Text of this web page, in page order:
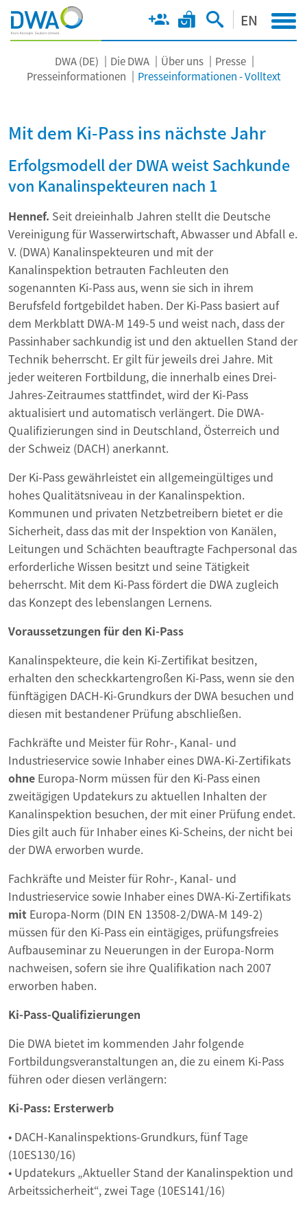
EN
DWA (DE) Die DWA Über uns
Presse
Presseinformationen
Presseinformationen - Volltext
Mit dem Ki-Pass ins nächste Jahr
Erfolgsmodell der DWA weist Sachkunde
von Kanalinspekteuren nach 1
Hennef. Seit dreieinhalb Jahren stellt die Deutsche
Vereinigung für Wasserwirtschaft, Abwasser und Abfall e.
V. (DWA) Kanalinspekteuren und mit der
Kanalinspektion betrauten Fachleuten den
sogenannten Ki-Pass aus, wenn sie sich in ihrem
Berufsfeld fortgebildet haben. Der Ki-Pass basiert auf
dem Merkblatt DWA-M 149-5 und weist nach, dass der
Passinhaber sachkundig ist und den aktuellen Stand der
Technik beherrscht. Er gilt für jeweils drei Jahre. Mit
jeder weiteren Fortbildung, die innerhalb eines Drei-
Jahres-Zeitraumes stattfindet, wird der Ki-Pass
aktualisiert und automatisch verlängert. Die DWA-
Qualifizierungen sind in Deutschland, Österreich und
der Schweiz (DACH) anerkannt.
Der Ki-Pass gewährleistet ein allgemeingültiges und
hohes Qualitätsniveau in der Kanalinspektion.
Kommunen und privaten Netzbetreibern bietet er die
Sicherheit, dass das mit der Inspektion von Kanälen,
Leitungen und Schächten beauftragte Fachpersonal das
erforderliche Wissen besitzt und seine Tätigkeit
beherrscht. Mit dem Ki-Pass fördert die DWA zugleich
das Konzept des lebenslangen Lernens.
Voraussetzungen für den Ki-Pass
Kanalinspekteure, die kein Ki-Zertifikat besitzen,
erhalten den scheckkartengroßen Ki-Pass, wenn sie den
fünftägigen DACH-Ki-Grundkurs der DWA besuchen und
diesen mit bestandener Prüfung abschließen.
Fachkräfte und Meister für Rohr-, Kanal- und
Industrieservice sowie Inhaber eines DWA-Ki-Zertifikats
ohne Europa-Norm müssen für den Ki-Pass einen
zweitägigen Updatekurs zu aktuellen Inhalten der
Kanalinspektion besuchen, der mit einer Prüfung endet.
Dies gilt auch für Inhaber eines Ki-Scheins, der nicht bei
der DWA erworben wurde.
Fachkräfte und Meister für Rohr-, Kanal- und
Industrieservice sowie Inhaber eines DWA-Ki-Zertifikats
mit Europa-Norm (DIN EN 13508-2/DWA-M 149-2)
müssen für den Ki-Pass ein eintägiges, prüfungsfreies
Aufbauseminar zu Neuerungen in der Europa-Norm
nachweisen, sofern sie ihre Qualifikation nach 2007
erworben haben.
Ki-Pass-Qualifizierungen
Die DWA bietet im kommenden Jahr folgende
Fortbildungsveranstaltungen an, die zu einem Ki-Pass
führen oder diesen verlängern:
Ki-Pass: Ersterwerb
• DACH-Kanalinspektions-Grundkurs, fünf Tage
(10ES130/16)
• Updatekurs „Aktueller Stand der Kanalinspektion und
Arbeitssicherheit“, zwei Tage (10ES141/16)